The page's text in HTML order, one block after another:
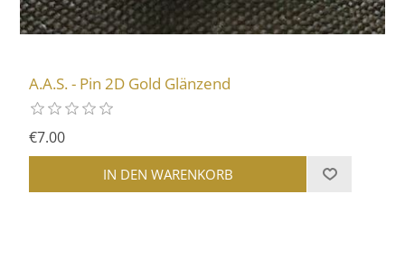
A.A.S. - Pin 2D Gold Glänzend
€7.00